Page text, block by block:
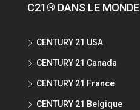
C21® DANS LE MONDE
CENTURY 21 USA
CENTURY 21 Canada
CENTURY 21 France
CENTURY 21 Belgique